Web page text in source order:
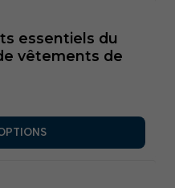
essentiels du
vêtements de